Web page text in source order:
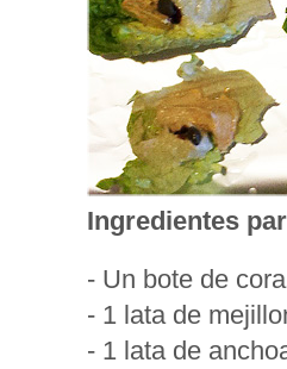
Ingredientes
- Un bote de
- 1 lata de
- 1 lata de